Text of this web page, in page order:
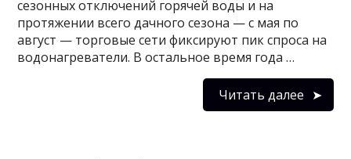
сезонных отключений горячей воды и на
протяжении всего дачного сезона — с мая по
август — торговые сети фиксируют пик спроса на
водонагреватели. В остальное время года …
Читать далее